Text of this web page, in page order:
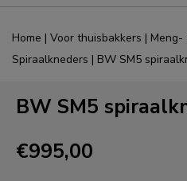
Home | Voor thuisbakkers | Meng-
Spiraalkneders | BW SM5
BW SM5
€995,00